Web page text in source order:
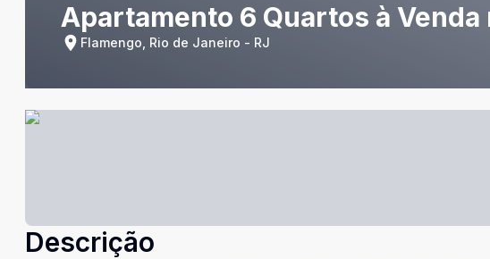
Apartamento 6 Quartos à Venda
Flamengo, Rio de Janeiro - RJ
Descrição